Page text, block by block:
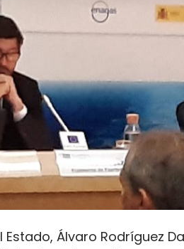
Estado, Álvaro Rodríguez